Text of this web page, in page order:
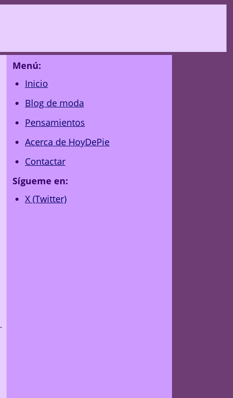
Menú:
Inicio
Blog de moda
Pensamientos
Acerca de HoyDePie
Contactar
Sígueme en:
X (Twitter)